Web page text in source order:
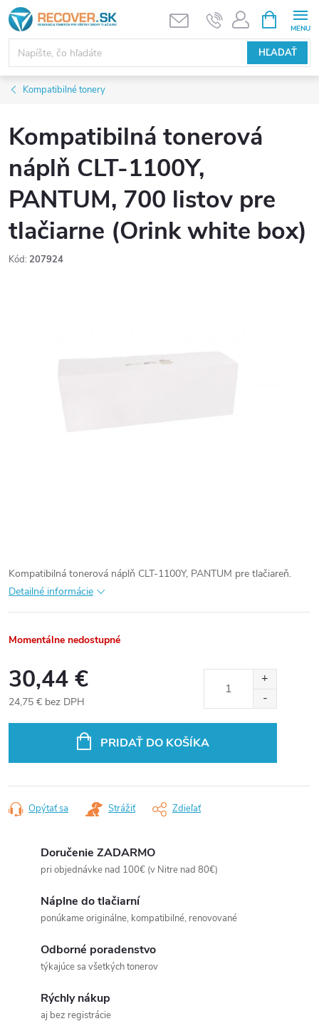
Prejsť
na
obsah
HĽADAŤ
KOŠÍK
Kompatibilné tonery
Kompatibilná tonerová
náplň CLT-1100Y,
PANTUM, 700 listov pre
tlačiarne (Orink white box)
Kód: 207924
Kompatibilná tonerová náplň CLT-1100Y, PANTUM pre tlačiareň.
Detailné informácie
Momentálne nedostupné
30,44 €
24,75 € bez DPH
PRIDAŤ DO KOŠÍKA
Opýtať sa Strážiť Zdieľať
Doručenie ZADARMO
pri objednávke nad 100€ (v Nitre nad 80€)
Náplne do tlačiarní
ponúkame originálne, kompatibilné, renovované
Odborné poradenstvo
týkajúce sa všetkých tonerov
Rýchly nákup
aj bez registrácie